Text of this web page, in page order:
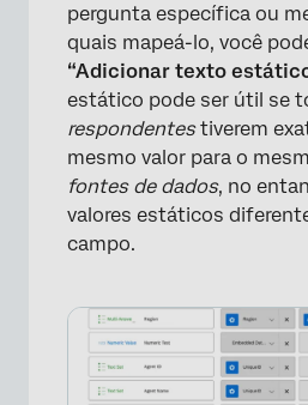
pergunta específica ou
quais mapeá-lo, você
“Adicionar texto
estático pode ser útil se
respondentestiverem
mesmo valor para o
fontes de dados, no
valores estáticos
campo.